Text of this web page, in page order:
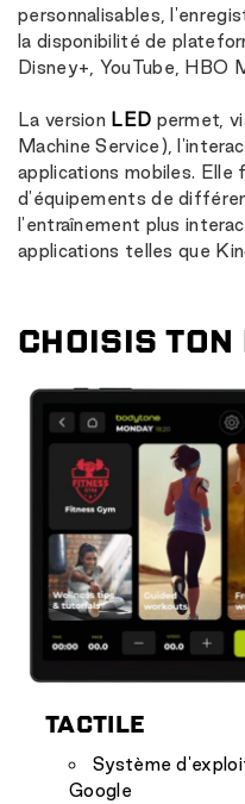
personnalisables,
la disponibilité de
Disney+, YouTube, HBO
La version LED permet,
Machine Service),
applications mobiles. Elle
d'équipements de
l'entraînement plus
applications telles que
CHOISIS TON
TACTILE
Système
Google